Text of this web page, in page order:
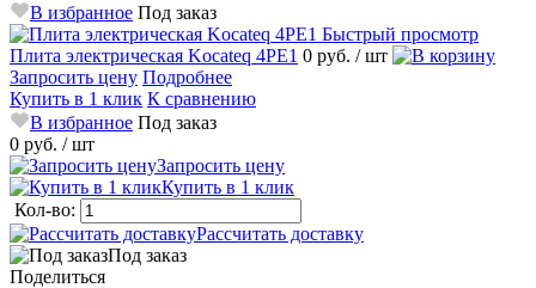
В избранное Под заказ
Быстрый просмотр
Плита электрическая Kocateq 4PE1 0 руб. / шт
Запросить цену Подробнее
Купить в 1 клик К сравнению
В избранное Под заказ
0 руб. / шт
Запросить цену
Купить в 1 клик
Кол-во:
Рассчитать доставку
Под заказ
Поделиться